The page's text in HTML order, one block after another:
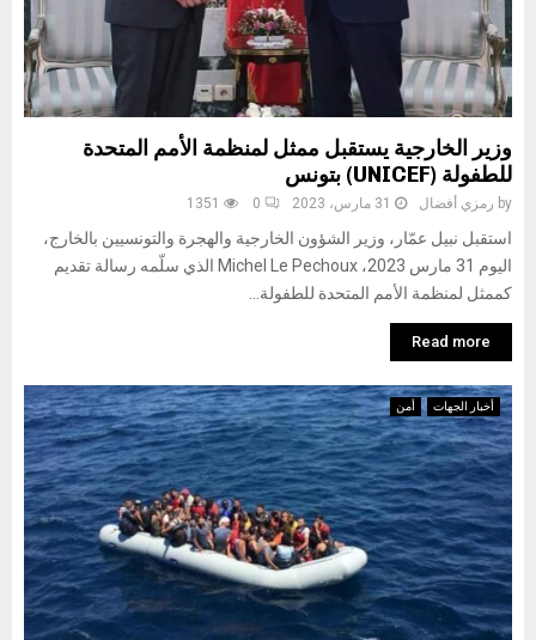
وزير الخارجية يستقبل ممثل لمنظمة الأمم المتحدة
للطفولة (UNICEF) بتونس
by رمزي أفضال 31 مارس، 2023 0
1351
استقبل نبيل عمّار، وزير الشؤون الخارجية والهجرة والتونسيين بالخارج،
اليوم 31 مارس 2023، Michel Le Pechoux الذي سلّمه رسالة تقديم
كممثل لمنظمة الأمم المتحدة للطفولة...
Read more
أخبار الجهات أمن